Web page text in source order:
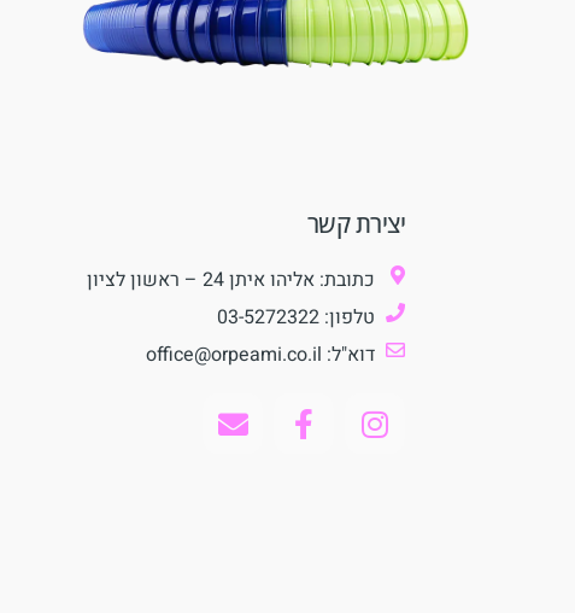
יצירת קשר
כתובת: אליהו איתן 24 – ראשון לציון
טלפון: 03-5272322
דוא"ל: office@orpeami.co.il